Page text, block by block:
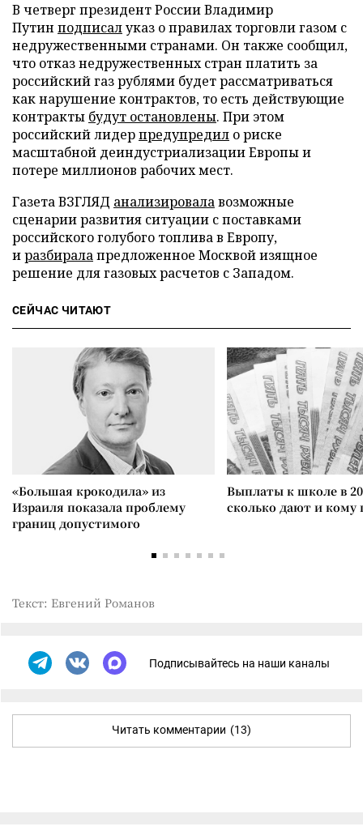
В четверг президент России Владимир
Путин подписалуказ о правилах торговли газом с
недружественными странами. Он также сообщил,
что отказ недружественных стран платить за
российский газ рублями будет рассматриваться
как нарушение контрактов, то есть действующие
контракты будут остановлены. При этом
российский лидерпредупредил о риске
масштабной деиндустриализации Европы и
потере миллионов рабочих мест.
Газета ВЗГЛЯД анализировалавозможные
сценарии развития ситуации с поставками
российского голубого топлива в Европу,
иразбиралапредложенное Москвой изящное
решение для газовых расчетов с Западом.
СЕЙЧАС ЧИТАЮТ
«Большая крокодила» из
Израиля показала проблему
границ допустимого
Выплаты к школе в
сколько дают и
Текст: Евгений Романов
Подписывайтесь на наши каналы
Читать комментарии (13)